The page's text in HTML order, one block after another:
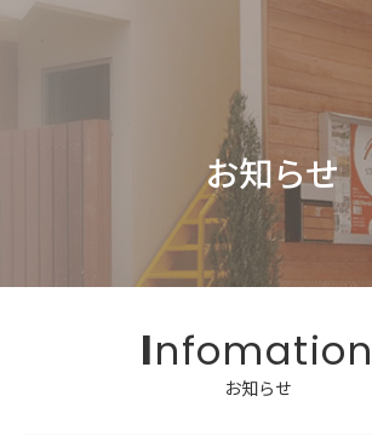
お知らせ
Infomation